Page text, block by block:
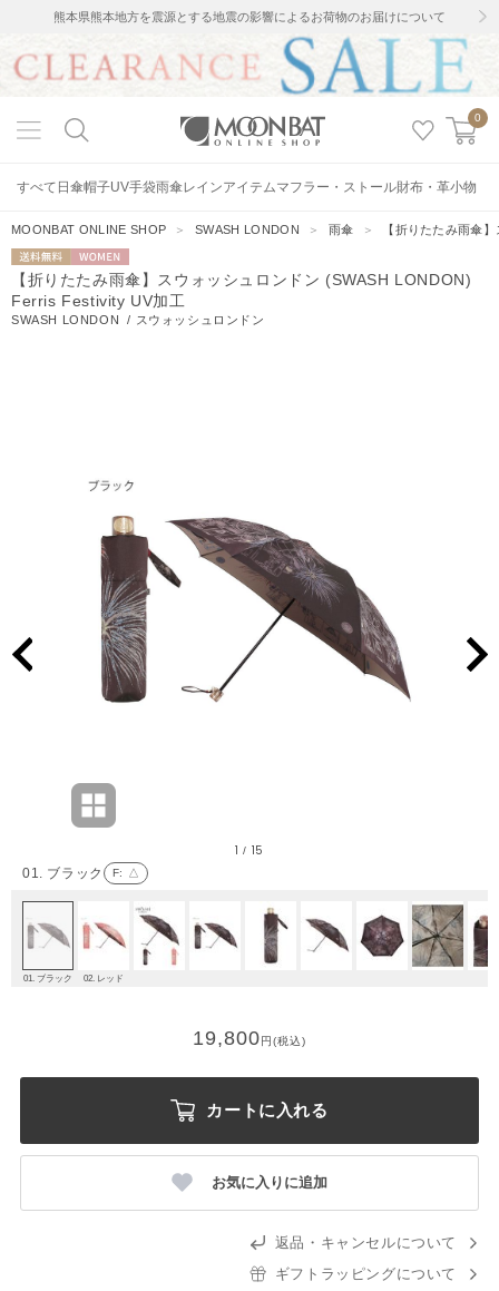
熊本県熊本地方を震源とする地震の影響によるお荷物のお届けについて
0
すべて 日傘帽子UV手袋雨傘レインアイテムマフラー・ストール財布・革小物
MOONBAT ONLINE SHOP ＞SWASH LONDON ＞ 雨傘 ＞ 【折りたたみ雨傘
送料無料 WOMEN
【折りたたみ雨傘】スウォッシュロンドン (SWASH LONDON)
Ferris Festivity UV加工
SWASH LONDON / スウォッシュロンドン
01. ブラック F: △
1 / 15
01. ブラック 02. レッド
19,800円(税込)
カートに入れる
お気に入りに追加
返品・キャンセルについて
ギフトラッピングについて